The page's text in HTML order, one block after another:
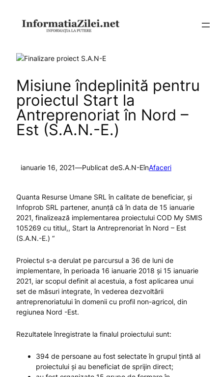
conținut
Misiune îndeplinită pentru
proiectul Start la
Antreprenoriat în Nord –
Est (S.A.N.-E.)
ianuarie 16, 2021—Publicat deS.A.N-EînAfaceri
Quanta Resurse Umane SRL în calitate de beneficiar, și
Infoprob SRL partener, anunță că în data de 15 ianuarie
2021, finalizează implementarea proiectului COD My SMIS
105269 cu titlul,, Start la Antreprenoriat în Nord – Est
(S.A.N.-E.) “
Proiectul s-a derulat pe parcursul a 36 de luni de
implementare, în perioada 16 ianuarie 2018 și 15 ianuarie
2021, iar scopul definit al acestuia, a fost aplicarea unui
set de măsuri integrate, în vederea dezvoltării
antreprenoriatului în domenii cu profil non-agricol, din
regiunea Nord -Est.
Rezultatele înregistrate la finalul proiectului sunt:
394 de persoane au fost selectate în grupul țintă al
proiectului și au beneficiat de sprijin direct;